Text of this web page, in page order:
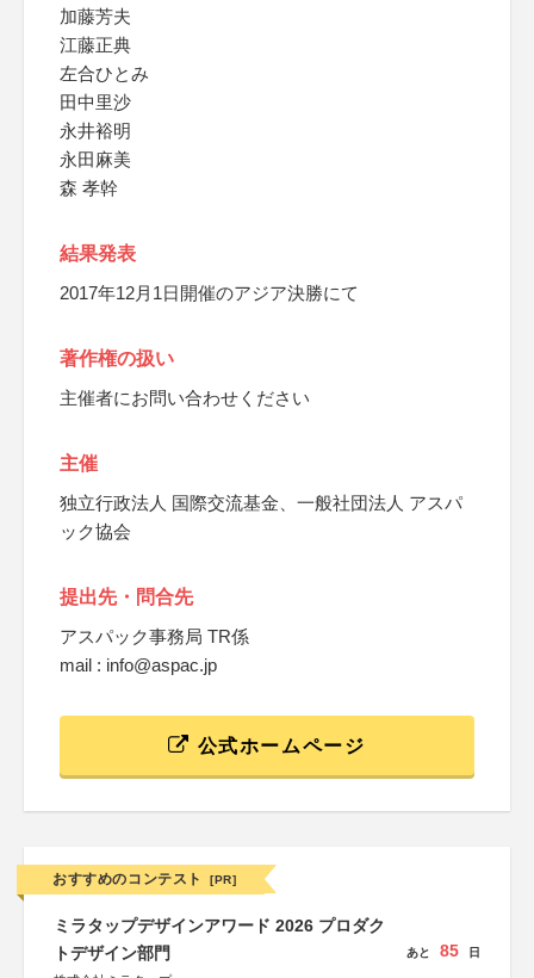
加藤芳夫
江藤正典
左合ひとみ
田中里沙
永井裕明
永田麻美
森 孝幹
結果発表
2017年12月1日開催のアジア決勝にて
著作権の扱い
主催者にお問い合わせください
主催
独立行政法人 国際交流基金、一般社団法人 アスパ
ック協会
提出先・問合先
アスパック事務局 TR係
mail : info@aspac.jp
公式ホームページ
おすすめのコンテスト [PR]
ミラタップデザインアワード 2026 プロダク
トデザイン部門
あと 85 日